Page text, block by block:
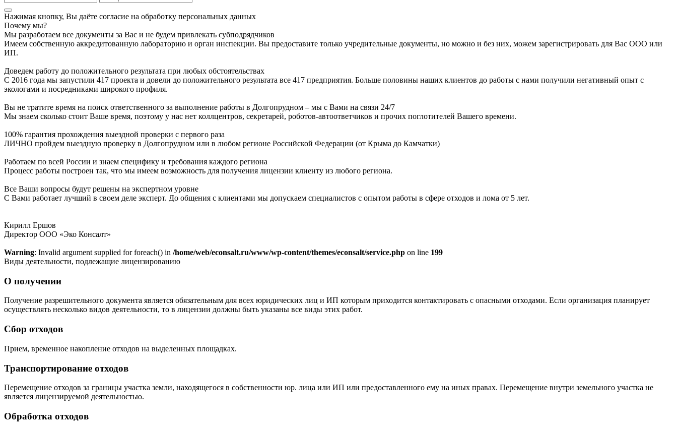
Нажимая кнопку, Вы даёте согласие на обработку персональных данных
Почему мы?
Мы разработаем все документы за Вас и не будем привлекать субподрядчиков
Имеем собственную аккредитованную лабораторию и орган инспекции. Вы предоставите только учредительные документы, но можно и без них, можем зарегистрировать для Вас ООО или
ИП.
Доведем работу до положительного результата при любых обстоятельствах
С 2016 года мы запустили 417 проекта и довели до положительного результата все 417 предприятия. Больше половины наших клиентов до работы с нами получили негативный опыт с
экологами и посредниками широкого профиля.
Вы не тратите время на поиск ответственного за выполнение работы в Долгопрудном – мы с Вами на связи 24/7
Мы знаем сколько стоит Ваше время, поэтому у нас нет коллцентров, секретарей, роботов-автоответчиков и прочих поглотителей Вашего времени.
100% гарантия прохождения выездной проверки с первого раза
ЛИЧНО пройдем выездную проверку в Долгопрудном или в любом регионе Российской Федерации (от Крыма до Камчатки)
Работаем по всей России и знаем специфику и требования каждого региона
Процесс работы построен так, что мы имеем возможность для получения лицензии клиенту из любого региона.
Все Ваши вопросы будут решены на экспертном уровне
С Вами работает лучший в своем деле эксперт. До общения с клиентами мы допускаем специалистов с опытом работы в сфере отходов и лома от 5 лет.
Кирилл Ершов
Директор ООО «Эко Консалт»
Warning: Invalid argument supplied for foreach() in /home/web/econsalt.ru/www/wp-content/themes/econsalt/service.php on line 199
Виды деятельности, подлежащие лицензированию
О получении
Получение разрешительного документа является обязательным для всех юридических лиц и ИП которым приходится контактировать с опасными отходами. Если организация планирует
осуществлять несколько видов деятельности, то в лицензии должны быть указаны все виды этих работ.
Сбор отходов
Прием, временное накопление отходов на выделенных площадках.
Транспортирование отходов
Перемещение отходов за границы участка земли, находящегося в собственности юр. лица или ИП или предоставленного ему на иных правах. Перемещение внутри земельного участка не
является лицензируемой деятельностью.
Обработка отходов